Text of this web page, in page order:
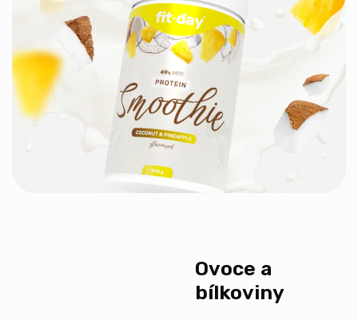
Ovoce a
bílkoviny